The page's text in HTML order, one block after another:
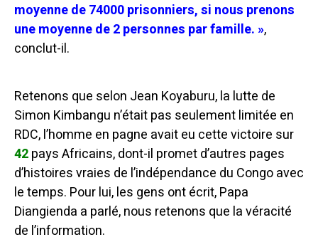
moyenne de 74000 prisonniers, si nous prenons
une moyenne de 2 personnes par famille. »,
conclut-il.
Retenons que selon Jean Koyaburu, la lutte de
Simon Kimbangu n’était pas seulement limitée en
RDC, l’homme en pagne avait eu cette victoire sur
42pays Africains, dont-il promet d’autres pages
d’histoires vraies de l’indépendance du Congo avec
le temps. Pour lui, les gens ont écrit, Papa
Diangienda a parlé, nous retenons que la véracité
de l’information.